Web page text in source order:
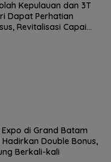
Kepulauan dan 3T
Dapat Perhatian
Revitalisasi Capai
Expo di Grand Batam
Hadirkan Double Bonus,
Berkali-kali